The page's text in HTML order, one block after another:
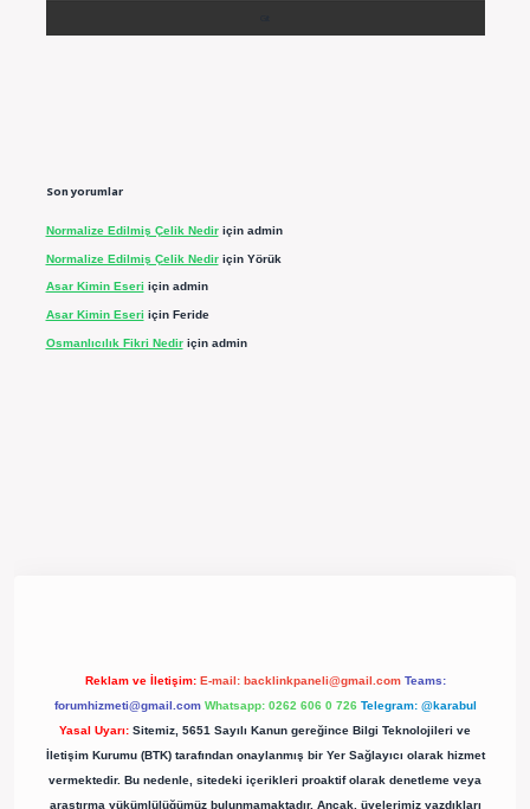
Son yorumlar
Normalize Edilmiş Çelik Nediriçin admin
Normalize Edilmiş Çelik Nediriçin Yörük
Asar Kimin Eseri için admin
Asar Kimin Eseri için Feride
Osmanlıcılık Fikri Nediriçin admin
Reklam ve İletişim: E-mail: backlinkpaneli@gmail.com Teams:
forumhizmeti@gmail.com Whatsapp: 0262 606 0 726 Telegram: @karabul
Yasal Uyarı: Sitemiz, 5651 Sayılı Kanun gereğince Bilgi Teknolojileri ve
İletişim Kurumu (BTK) tarafından onaylanmış bir Yer Sağlayıcı olarak hizmet
vermektedir. Bu nedenle, sitedeki içerikleri proaktif olarak denetleme veya
araştırma yükümlülüğümüz bulunmamaktadır. Ancak, üyelerimiz yazdıkları